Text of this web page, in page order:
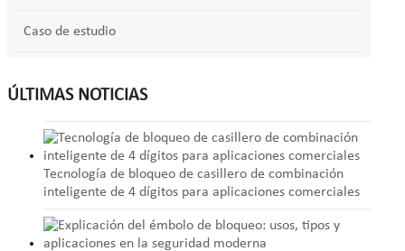
Caso de estudio
ÚLTIMAS NOTICIAS
Tecnología de bloqueo de casillero de combinación
inteligente de 4 dígitos para aplicaciones comerciales